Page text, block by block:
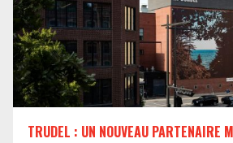
TRUDEL : UN NOUVEAU PARTENAIRE